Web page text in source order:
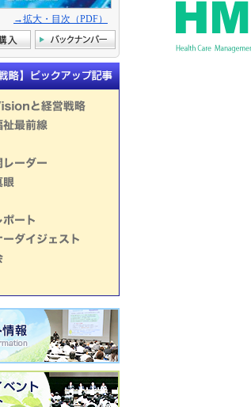
→拡大・目次（PDF）